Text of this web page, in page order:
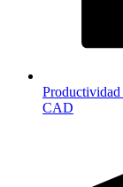
Productividad
CAD